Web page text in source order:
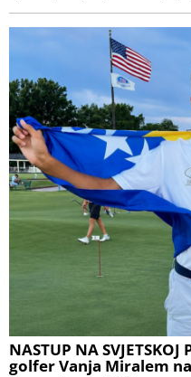
NASTUP NA
golfer Vanja Miralem